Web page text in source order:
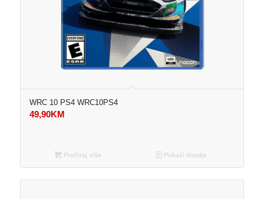
WRC 10 PS4 WRC10PS4
49,90KM
Pročitaj više Pokaži detalje